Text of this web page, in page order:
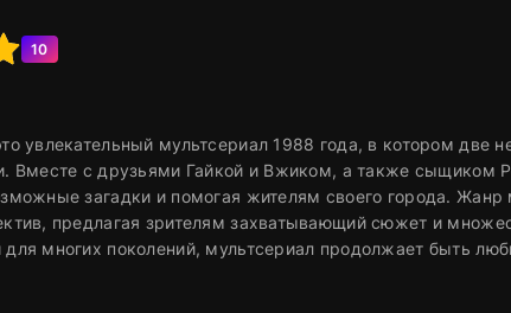
10
увлекательный мультсериал 1988 года, в котором две
Вместе с друзьями Гайкой и Вжиком, а также сыщиком
загадки и помогая жителям своего города. Жанр
предлагая зрителям захватывающий сюжет и
многих поколений, мультсериал продолжает быть